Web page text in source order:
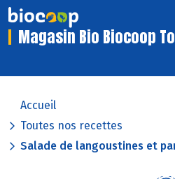
Magasin Bio Biocoop
Accueil
Toutes nos recettes
Salade de langoustines et